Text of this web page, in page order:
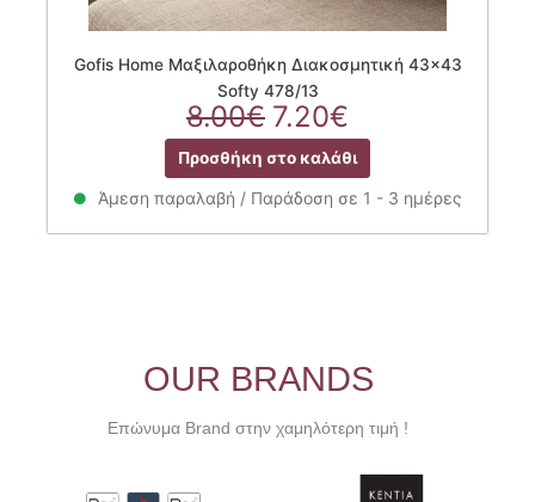
Gofis Home Μαξιλαροθήκη Διακοσμητική 43×43
Softy 478/13
8.00€ Original
price
was:
8.00€.
7.20€
τρέχουσα
τιμή
είναι:
Προσθήκη στο καλάθι
Άμεση παραλαβή / Παράδοση σε 1 - 3 ημέρες
OUR BRANDS
Επώνυμα Brand στην χαμηλότερη τιμή !